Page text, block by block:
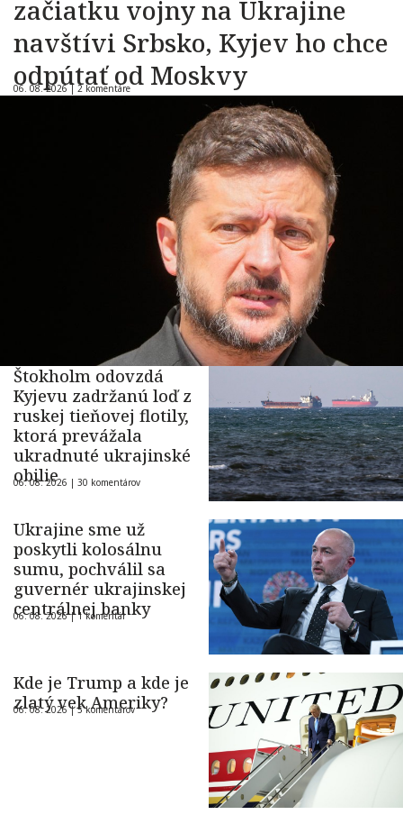
začiatku vojny na Ukrajine
navštívi Srbsko, Kyjev ho chce
odpútať od Moskvy
06. 08. 2026 | 2 komentáre
Štokholm odovzdá
Kyjevu zadržanú loď z
ruskej tieňovej flotily,
ktorá prevážala
ukradnuté ukrajinské
obilie
06. 08. 2026 | 30 komentárov
Ukrajine sme už
poskytli kolosálnu
sumu, pochválil sa
guvernér ukrajinskej
centrálnej banky
06. 08. 2026 |1 komentár
Kde je Trump a kde je
zlatý vek Ameriky?
06. 08. 2026 |5 komentárov